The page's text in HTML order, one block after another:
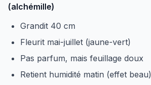
(alchémille)
Grandit 40 cm
Fleurit mai-juillet (jaune-vert)
Pas parfum, mais feuillage doux
Retient humidité matin (effet beau)